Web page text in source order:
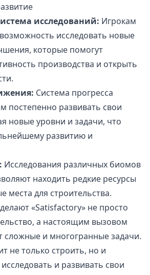
исследований: Игрокам
исследовать новые
которые помогут
производства и открыть
Система прогресса
постепенно развивать свои
новые уровни и задачи, что
развитию и
Исследования различных биомов
находить редкие ресурсы
места для строительства.
«Satisfactory» не просто
а настоящим вызовом
сложные и многогранные задачи.
не только строить, но и
и развивать свои